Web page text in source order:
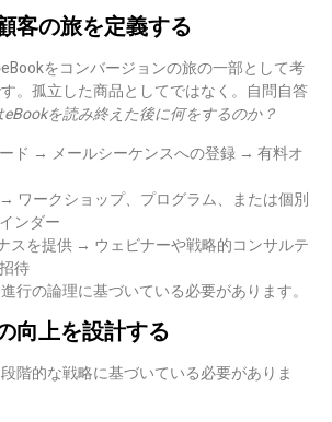
客の旅を定義する
をコンバージョンの旅の一部として考
。孤立した商品としてではなく。自問自答
を読み終えた後に何をするのか？
ド → メールシーケンスへの登録 → 有料オ
ワークショップ、プログラム、または個別
ンダー
スを提供 → ウェビナーや戦略的コンサルテ
待
行の論理に基づいている必要があります。
向上を設計する
段階的な戦略に基づいている必要がありま